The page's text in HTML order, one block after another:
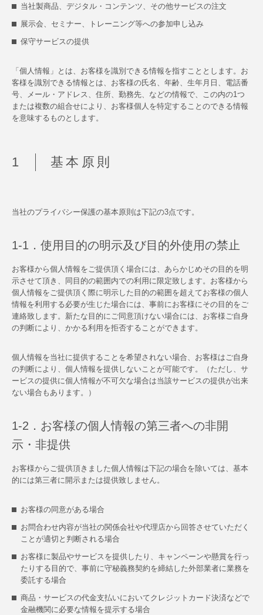
当社製商品、デジタル・コンテンツ、その他サービスの注文
展示会、セミナー、トレーニング等への参加申し込み
保守サービスの提供
「個人情報」とは、お客様を識別できる情報を指すこととします。お
客様を識別できる情報とは、お客様の氏名、年齢、生年月日、電話番
号、メール・アドレス、住所、勤務先、などの情報で、この内の1つ
または複数の組合せにより、お客様個人を特定することのできる情報
を意味するものとします。
基本原則
当社のプライバシー保護の基本原則は下記の3点です。
1-1．使用目的の明示及び目的外使用の禁止
お客様から個人情報をご提供頂く場合には、あらかじめその目的を明
示させて頂き、同目的の範囲内での利用に限定致します。お客様から
個人情報をご提供頂く際に明示した目的の範囲を超えてお客様の個人
情報を利用する必要が生じた場合には、事前にお客様にその目的をご
連絡致します。新たな目的にご同意頂けない場合には、お客様ご自身
の判断により、かかる利用を拒否することができます。
個人情報を当社に提供することを希望されない場合、お客様はご自身
の判断により、個人情報を提供しないことが可能です。（ただし、サ
ービスの提供に個人情報が不可欠な場合は当該サービスの提供が出来
ない場合もあります。）
1-2．お客様の個人情報の第三者への非開
示・非提供
お客様からご提供頂きました個人情報は下記の場合を除いては、基本
的には第三者に開示または提供致しません。
お客様の同意がある場合
お問合わせ内容が当社の関係会社や代理店から回答させていただく
ことが適切と判断される場合
お客様に製品やサービスを提供したり、キャンペーンや懸賞を行っ
たりする目的で、事前に守秘義務契約を締結した外部業者に業務を
委託する場合
商品・サービスの代金支払いにおいてクレジットカード決済などで
金融機関に必要な情報を提示する場合